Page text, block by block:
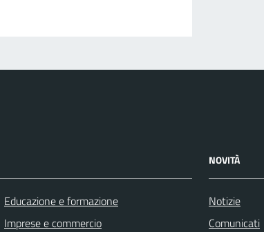
Educazione e formazione
Imprese e commercio
NOVITÀ
Notizie
Comunicati